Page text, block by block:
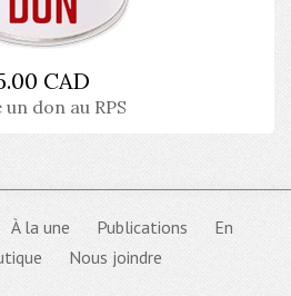
CAD
un don au RPS
À la une Publications
En
Nous joindre